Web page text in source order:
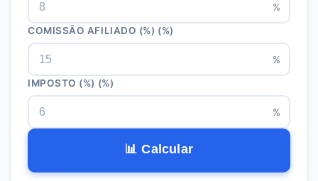
%
COMISSÃO AFILIADO (%) (%)
%
IMPOSTO (%) (%)
%
📊 Calcular